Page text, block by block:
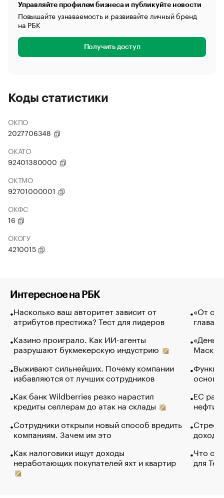
Управляйте профилем бизнеса и публикуйте новости
Повышайте узнаваемость и развивайте личный бренд
на РБК
Получить доступ
Коды статистики
ОКПО
2027706348
ОКАТО
92401380000
ОКТМО
92701000001
ОКФС
16
ОКОГУ
4210015
Интересное на РБК
Насколько ваш авторитет зависит от
атрибутов престижа? Тест для лидеров
Казино проиграло. Как ИИ-агенты
разрушают букмекерскую индустрию
Выживают сильнейших. Почему компании
избавляются от лучших сотрудников
Как банк Wildberries резко нарастил
кредиты селлерам до атак на склады
Сотрудники открыли новый способ вредить
компаниям. Зачем им это
Как налоговики ищут доходы
неработающих покупателей яхт и квартир
«От
глава
Маск в
основ
ЕС
нефти
Что
для